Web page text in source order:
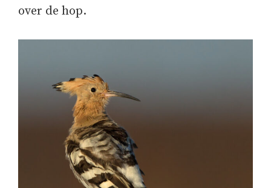
over de hop.